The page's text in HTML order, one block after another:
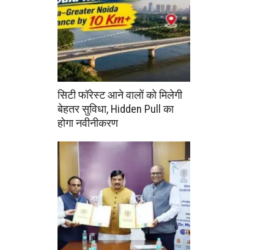
सिटी फॉरेस्ट आने वालों को मिलेगी
बेहतर सुविधा, Hidden Pull का
होगा नवीनीकरण